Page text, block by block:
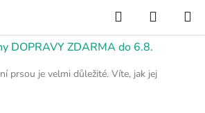
DOPRAVY ZDARMA do 6.8.
Hledat
KOŠÍK
prsou je velmi důležité. Víte, jak jej